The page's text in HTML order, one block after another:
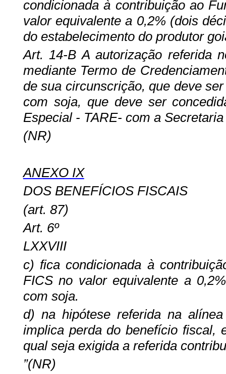
condicionada à contribuição ao
valor equivalente a 0,2% (dois
do estabelecimento do produtor
Art. 14-B A autorização referida
mediante Termo de
de sua circunscrição, que deve
com soja, que deve ser
Especial - TARE- com a
(NR)
ANEXO IX
DOS BENEFÍCIOS FISCAIS
(art. 87)
Art. 6º
LXXVIII
c) fica condicionada à
FICS no valor equivalente a
com soja.
d) na hipótese referida na
implica perda do benefício fiscal,
qual seja exigida a referida
”(NR)